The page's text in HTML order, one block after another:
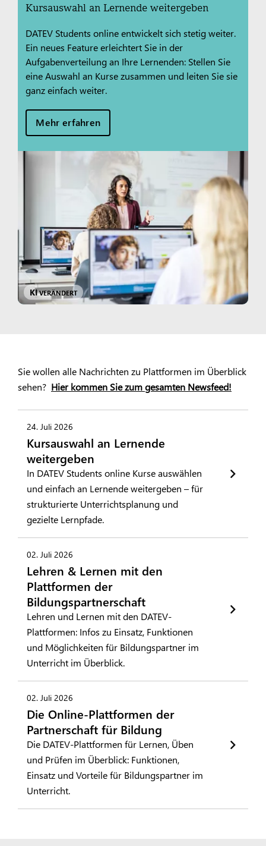
Kursauswahl an Lernende weitergeben
DATEV Students online entwickelt sich stetig weiter.
Ein neues Feature erleichtert Sie in der
Aufgabenverteilung an Ihre Lernenden: Stellen Sie
eine Auswahl an Kurse zusammen und leiten Sie sie
ganz einfach weiter.
Mehr erfahren
KIVERÄNDERT
Sie wollen alle Nachrichten zu Plattformen im Überblick
sehen? Hier kommen Sie zum gesamten Newsfeed!
24. Juli 2026
Kursauswahl an Lernende
weitergeben
In DATEV Students online Kurse auswählen
und einfach an Lernende weitergeben – für
strukturierte Unterrichtsplanung und
gezielte Lernpfade.
02. Juli 2026
Lehren & Lernen mit den
Plattformen der
Bildungspartnerschaft
Lehren und Lernen mit den DATEV-
Plattformen: Infos zu Einsatz, Funktionen
und Möglichkeiten für Bildungspartner im
Unterricht im Überblick.
02. Juli 2026
Die Online-Plattformen der
Partnerschaft für Bildung
Die DATEV-Plattformen für Lernen, Üben
und Prüfen im Überblick: Funktionen,
Einsatz und Vorteile für Bildungspartner im
Unterricht.